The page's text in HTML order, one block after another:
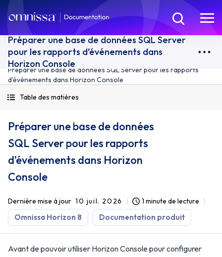
Préparer une base de données SQL Server
pour les rapports d’événements dans
Horizon Console
Préparer une base de données SQL Server pour les rapports
d’événements dans Horizon Console
Table des matières
Préparer une base de données
SQL Server pour les rapports
d’événements dans Horizon
Console
Dernière mise à jour 10 juil. 2026 1 minute de lecture
Omnissa Horizon 8 Documentation produit
Avant de pouvoir utiliser Horizon Console pour configurer